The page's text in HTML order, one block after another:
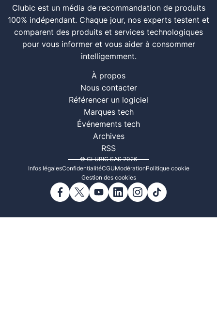
Clubic est un média de recommandation de produits
100% indépendant. Chaque jour, nos experts testent et
comparent des produits et services technologiques
pour vous informer et vous aider à consommer
intelligemment.
À propos
Nous contacter
Référencer un logiciel
Marques tech
Événements tech
Archives
RSS
© CLUBIC SAS 2026
Infos légalesConfidentialitéCGUModérationPolitique cookie
Gestion des cookies